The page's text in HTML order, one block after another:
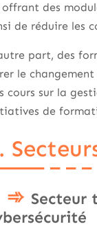
offrant des
de réduire les
part, des
le
cours sur la
de
Secteur